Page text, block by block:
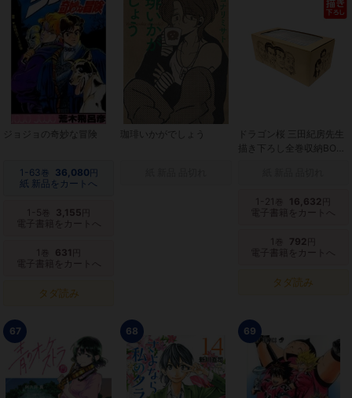
ジョジョの奇妙な冒険
1-63巻 36,080 円
紙 新品をカートへ
1-5 巻 3,155
電子書籍をカートへ
1 巻 631
電子書籍をカートへ
タダ読み
珈琲いかがでしょう
ドラゴン桜 三田紀房先生
描き下ろし全巻収納BOX
1-21 巻 16,632
電子書籍をカートへ
1 巻 792
電子書籍をカートへ
タダ読み
67 68 69